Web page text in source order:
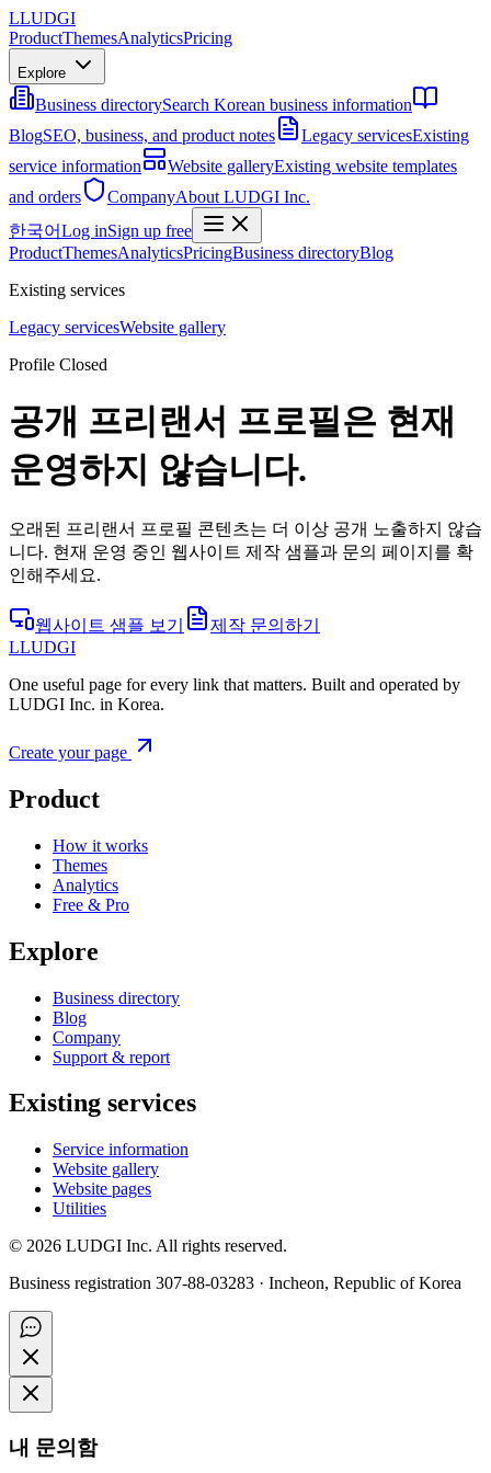
LLUDGI
ProductThemesAnalyticsPricing
Explore
Business directorySearch Korean business information
BlogSEO, business, and product notes Legacy servicesExisting
service information
Website galleryExisting website templates
and orders
CompanyAbout LUDGI Inc.
한국어Log inSign up free
ProductThemesAnalyticsPricingBusiness directoryBlog
Existing services
Legacy servicesWebsite gallery
Profile Closed
공개 프리랜서 프로필은 현재
운영하지 않습니다.
오래된 프리랜서 프로필 콘텐츠는 더 이상 공개 노출하지 않습
니다. 현재 운영 중인 웹사이트 제작 샘플과 문의 페이지를 확
인해주세요.
웹사이트 샘플 보기
제작 문의하기
LLUDGI
One useful page for every link that matters. Built and operated by
LUDGI Inc. in Korea.
Create your page
Product
How it works
Themes
Analytics
Free & Pro
Explore
Business directory
Blog
Company
Support & report
Existing services
Service information
Website gallery
Website pages
Utilities
© 2026 LUDGI Inc. All rights reserved.
Business registration 307-88-03283 · Incheon, Republic of Korea
내 문의함